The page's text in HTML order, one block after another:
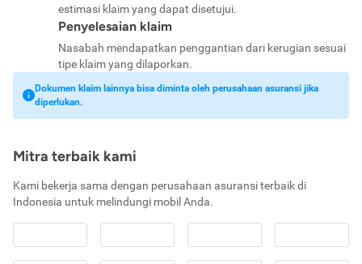
estimasi klaim yang dapat disetujui.
Penyelesaian klaim
Nasabah mendapatkan penggantian dari kerugian sesuai
tipe klaim yang dilaporkan.
Dokumen klaim lainnya bisa diminta oleh perusahaan asuransi jika
diperlukan.
Mitra terbaik kami
Kami bekerja sama dengan perusahaan asuransi terbaik di
Indonesia untuk melindungi mobil Anda.